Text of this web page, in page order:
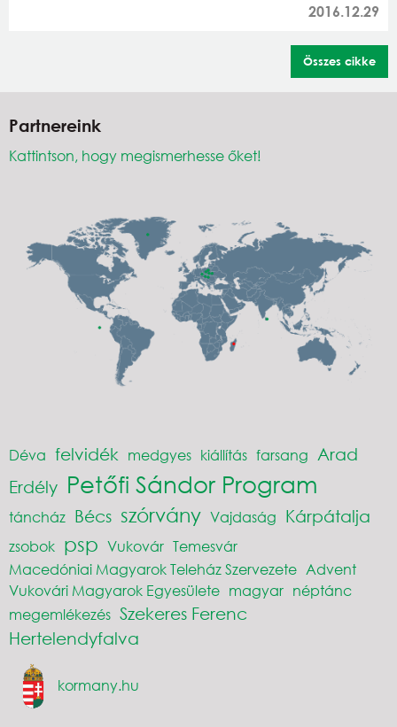
2016.12.29
Összes cikke
Partnereink
Kattintson, hogy megismerhesse őket!
Déva felvidék medgyes kiállítás farsang Arad
Erdély Petőfi Sándor Program
táncház Bécs szórvány Vajdaság Kárpátalja
zsobok psp Vukovár Temesvár
Macedóniai Magyarok Teleház Szervezete Advent
Vukovári Magyarok Egyesülete magyar néptánc
megemlékezés Szekeres Ferenc
Hertelendyfalva
kormany.hu